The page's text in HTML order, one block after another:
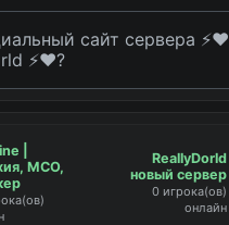
сайт сервера ⚡️❤️
⚡️❤️?
|
МСО,
ReallyDorld
новый сервер
0 игрока(ов)
онлайн